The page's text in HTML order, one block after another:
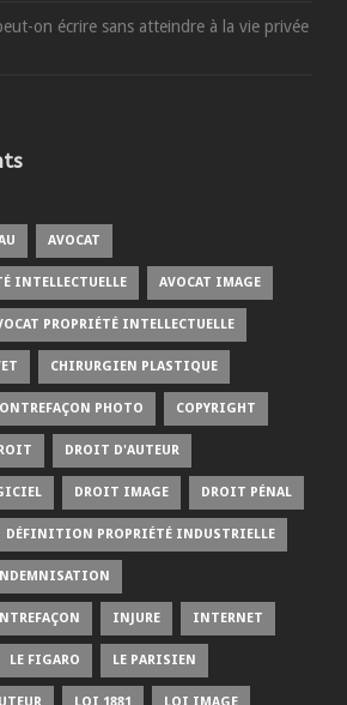
on écrire sans atteindre à la vie privée
AVOCAT
INTELLECTUELLE AVOCAT IMAGE
PROPRIÉTÉ INTELLECTUELLE
CHIRURGIEN PLASTIQUE
PHOTO COPYRIGHT
DROIT D'AUTEUR
DROIT IMAGE DROIT PÉNAL
DÉFINITION PROPRIÉTÉ INDUSTRIELLE
INJURE INTERNET
LE FIGARO LE PARISIEN